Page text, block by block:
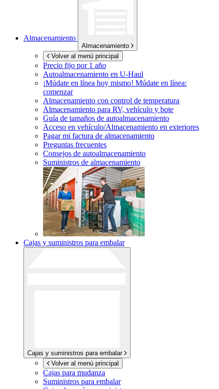
Almacenamiento
Almacenamiento
Volver al menú principal
Precio fijo por 1 año
Autoalmacenamiento en U-Haul
¡Múdate en línea hoy mismo! Múdate en línea:
comenzar
Almacenamiento con control de temperatura
Almacenamiento para RV, vehículo y bote
Guía de tamaños de autoalmacenamiento
Acceso en vehículo/Almacenamiento en exteriores
Pagar mi factura de almacenamiento
Preguntas frecuentes
Consejos de autoalmacenamiento
Suministros de almacenamiento
Cajas y suministros para embalar
Cajas y suministros para embalar
Volver al menú principal
Cajas para mudanza
Suministros para embalar